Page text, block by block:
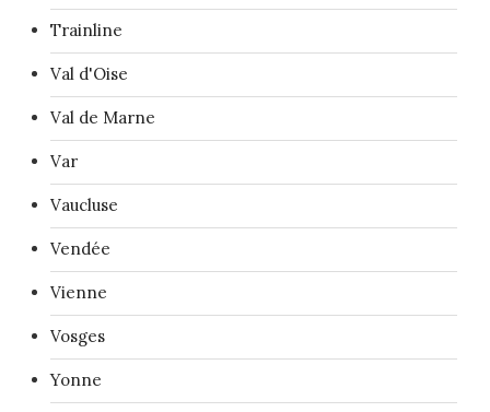
Trainline
Val d'Oise
Val de Marne
Var
Vaucluse
Vendée
Vienne
Vosges
Yonne